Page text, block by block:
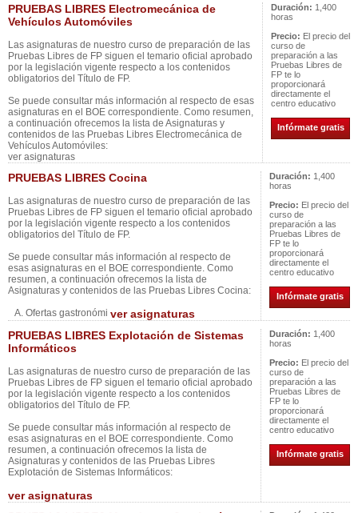
PRUEBAS LIBRES Electromecánica de
Vehículos Automóviles
Las asignaturas de nuestro curso de preparación de las
Pruebas Libres de FP siguen el temario oficial aprobado
por la legislación vigente respecto a los contenidos
obligatorios del Título de FP.
Se puede consultar más información al respecto de esas
asignaturas en el BOE correspondiente. Como resumen,
a continuación ofrecemos la lista de Asignaturas y
contenidos de las Pruebas Libres Electromecánica de
Vehículos Automóviles:
ver asignaturas
Duración: 1,400
horas
Precio: El precio del
curso de
preparación a las
Pruebas Libres de
FP te lo
proporcionará
directamente el
centro educativo
Infórmate gratis
PRUEBAS LIBRES Cocina
Las asignaturas de nuestro curso de preparación de las
Pruebas Libres de FP siguen el temario oficial aprobado
por la legislación vigente respecto a los contenidos
obligatorios del Título de FP.
Se puede consultar más información al respecto de
esas asignaturas en el BOE correspondiente. Como
resumen, a continuación ofrecemos la lista de
Asignaturas y contenidos de las Pruebas Libres Cocina:
A. Ofertas gastronómi ver asignaturas
Duración: 1,400
horas
Precio: El precio del
curso de
preparación a las
Pruebas Libres de
FP te lo
proporcionará
directamente el
centro educativo
Infórmate gratis
PRUEBAS LIBRES Explotación de Sistemas
Informáticos
Las asignaturas de nuestro curso de preparación de las
Pruebas Libres de FP siguen el temario oficial aprobado
por la legislación vigente respecto a los contenidos
obligatorios del Título de FP.
Se puede consultar más información al respecto de
esas asignaturas en el BOE correspondiente. Como
resumen, a continuación ofrecemos la lista de
Asignaturas y contenidos de las Pruebas Libres
Explotación de Sistemas Informáticos:
ver asignaturas
Duración: 1,400
horas
Precio: El precio del
curso de
preparación a las
Pruebas Libres de
FP te lo
proporcionará
directamente el
centro educativo
Infórmate gratis